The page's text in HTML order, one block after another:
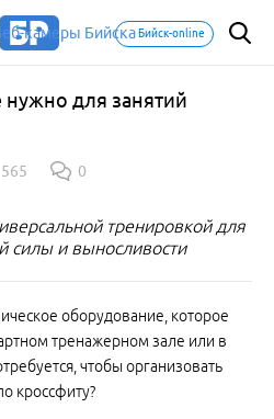
Бийск-online
для занятий
565 0
тренировкой для
силы и выносливости
оборудование, которое
тренажерном зале или в
чтобы организовать
кроссфиту?